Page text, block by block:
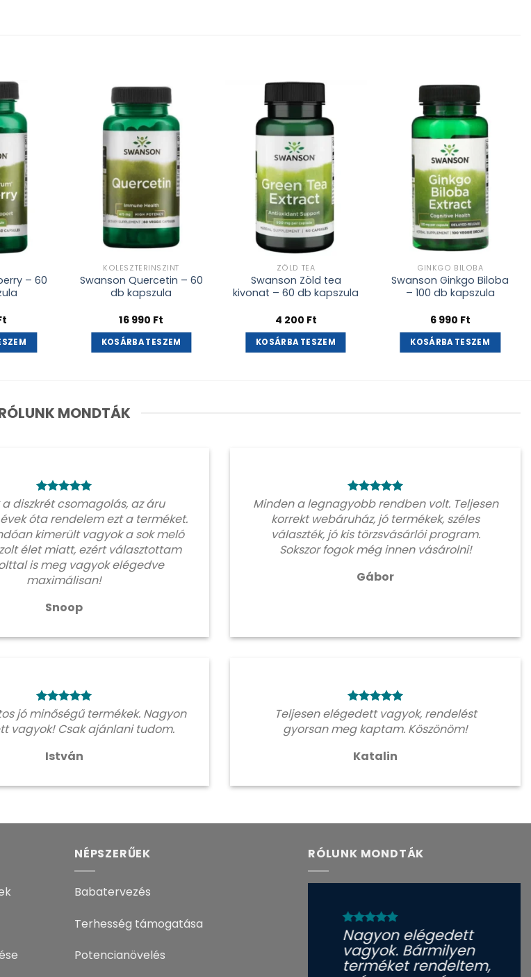
adás
– 60
Kívánságlistához
adás
KOLESZTERINSZINT
Swanson Quercetin – 60
db kapszula
16 990 Ft
KOSÁRBA TESZEM
Kívánságlistához
adás
ZÖLD TEA
Swanson Zöld tea
kivonat – 60 db kapszula
4 200 Ft
KOSÁRBA TESZEM
Kívánságlistához
adás
GINKGO BILOBA
Swanson Ginkgo Biloba
– 100 db kapszula
6 990 Ft
KOSÁRBA TESZEM
MONDTÁK
a diszkrét csomagolás, az áru
óta rendelem ezt a terméket.
kimerült vagyok a sok meló
élet miatt, ezért választottam
is meg vagyok elégedve
maximálisan!
Snoop
Minden a legnagyobb rendben volt. Teljesen
korrekt webáruház, jó termékek, széles
választék, jó kis törzsvásárlói program.
Sokszor fogok még innen vásárolni!
Gábor
jó minőségű termékek. Nagyon
vagyok! Csak ajánlani tudom.
István
Teljesen elégedett vagyok, rendelést
gyorsan meg kaptam. Köszönöm!
Katalin
NÉPSZERŰEK
Babatervezés
Terhesség támogatása
Potencianövelés
RÓLUNK MONDTÁK
Nagyon elégedett
vagyok. Bármilyen
terméket rendeltem,